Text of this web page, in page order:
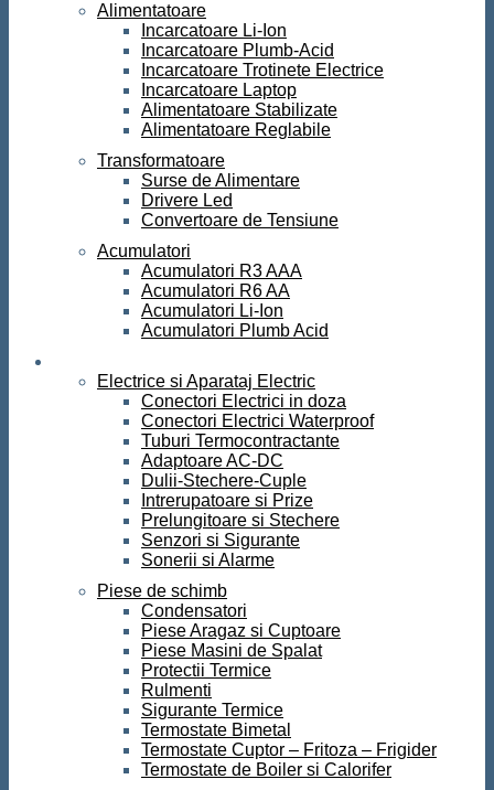
Alimentatoare
Incarcatoare Li-Ion
Incarcatoare Plumb-Acid
Incarcatoare Trotinete Electrice
Incarcatoare Laptop
Alimentatoare Stabilizate
Alimentatoare Reglabile
Transformatoare
Surse de Alimentare
Drivere Led
Convertoare de Tensiune
Acumulatori
Acumulatori R3 AAA
Acumulatori R6 AA
Acumulatori Li-Ion
Acumulatori Plumb Acid
Electrice si Aparataj Electric
Conectori Electrici in doza
Conectori Electrici Waterproof
Tuburi Termocontractante
Adaptoare AC-DC
Dulii-Stechere-Cuple
Intrerupatoare si Prize
Prelungitoare si Stechere
Senzori si Sigurante
Sonerii si Alarme
Piese de schimb
Condensatori
Piese Aragaz si Cuptoare
Piese Masini de Spalat
Protectii Termice
Rulmenti
Sigurante Termice
Termostate Bimetal
Termostate Cuptor – Fritoza – Frigider
Termostate de Boiler si Calorifer